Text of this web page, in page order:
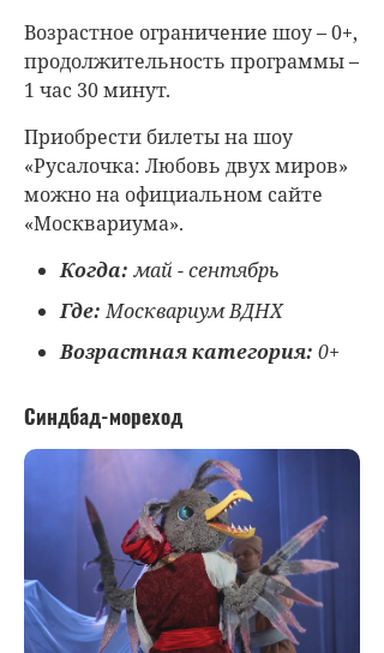
Возрастное ограничение шоу – 0+,
продолжительность программы –
1 час 30 минут.
Приобрести билеты на шоу
«Русалочка: Любовь двух миров»
можно на официальном сайте
«Москвариума».
Когда: май - сентябрь
Где:Москвариум ВДНХ
Возрастная категория: 0+
Синдбад-мореход